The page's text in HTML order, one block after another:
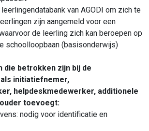
van AGODI om zich te
zijn aangemeld voor een
de leerling zich kan beroepen op
schoolloopbaan (basisonderwijs)
die betrokken zijn bij de
initiatiefnemer,
helpdeskmedewerker, additionele
toevoegt:
nodig voor identificatie en